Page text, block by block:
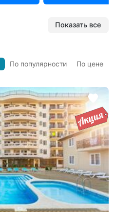
Показать все
По популярности По цене